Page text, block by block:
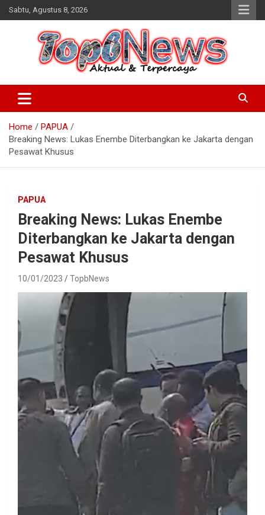
Skip
to
Sabtu, Agustus 8, 2026
Home
PAPUA
Breaking News: Lukas Enembe Diterbangkan ke Jakarta dengan
Pesawat Khusus
PAPUA
Breaking News: Lukas Enembe
Diterbangkan ke Jakarta dengan
Pesawat Khusus
10/01/2023 TopbNews